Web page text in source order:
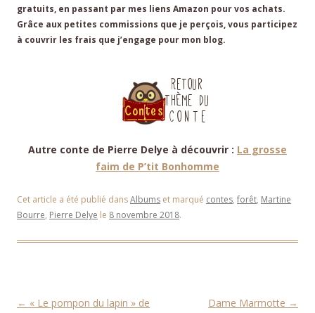
gratuits, en passant par mes liens Amazon pour vos achats.
Grâce aux petites commissions que je perçois, vous participez
à couvrir les frais que j’engage pour mon blog.
Autre conte de Pierre Delye à découvrir : La grosse
faim de P’tit Bonhomme
Cet article a été publié dansAlbums et marqué contes, forêt, Martine
Bourre, Pierre Delye le 8 novembre 2018.
Navigation des articles
← « Le pompon du lapin » de
Dame Marmotte →